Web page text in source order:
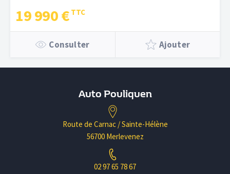
19 990 €
Consulter Ajouter
Auto Pouliquen
Route de Carnac / Sainte-Hélène
56700 Merlevenez
02 97 65 78 67